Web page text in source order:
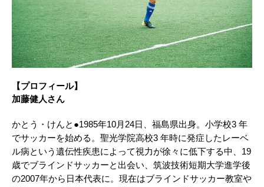
【プロフィール】
加藤健人さん
かとう・けんと●1985年10月24日、福島県出身。小学校3 年
でサッカーを始める。聖光学院高校3 年時に発症したレーベ
ル病という遺伝性疾患によって視力が徐々に低下する中、19
歳でブラインドサッカーと出会い、筑波技術短期大学進学後
の2007年から日本代表に。現在はブラインドサッカー教室や